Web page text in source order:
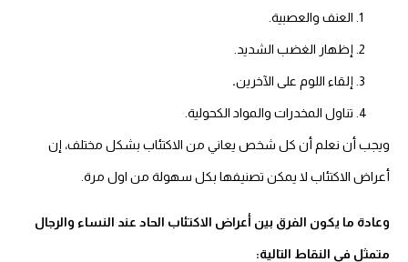
العنف والعصبية.
إظهار الغضب الشديد.
إلقاء اللوم على الآخرين.
تناول المخدرات والمواد الكحولية.
ويجب أن نعلم أن كل شخص يعاني من الاكتئاب بشكل مختلف، إن
أعراض الاكتئاب لا يمكن تصنيفها بكل سهولة من اول مرة.
وعادة ما يكون الفرق بين أعراض الاكتئاب الحاد عند النساء والرجال
متمثل في النقاط التالية: